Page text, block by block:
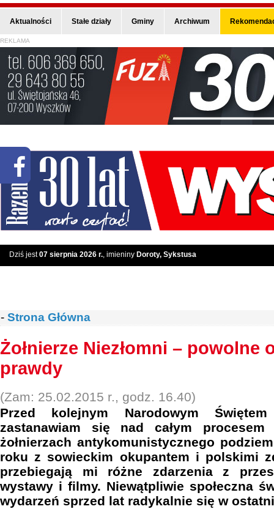
Aktualności Stałe działy Gminy Archiwum
REKLAMA
Dziś jest07 sierpnia 2026 r., imieniny Doroty, Sykstusa
- Strona Główna
Żołnierze Niezłomni – powolne
prawdy
(Zam: 25.02.2015 r., godz. 16.40)
Przed kolejnym Narodowym
zastanawiam się nad całym
żołnierzach antykomunistycznego
roku z sowieckim okupantem i polskimi
przebiegają mi różne zdarzenia z
wystawy i filmy. Niewątpliwie społeczna
wydarzeń sprzed lat radykalnie się w